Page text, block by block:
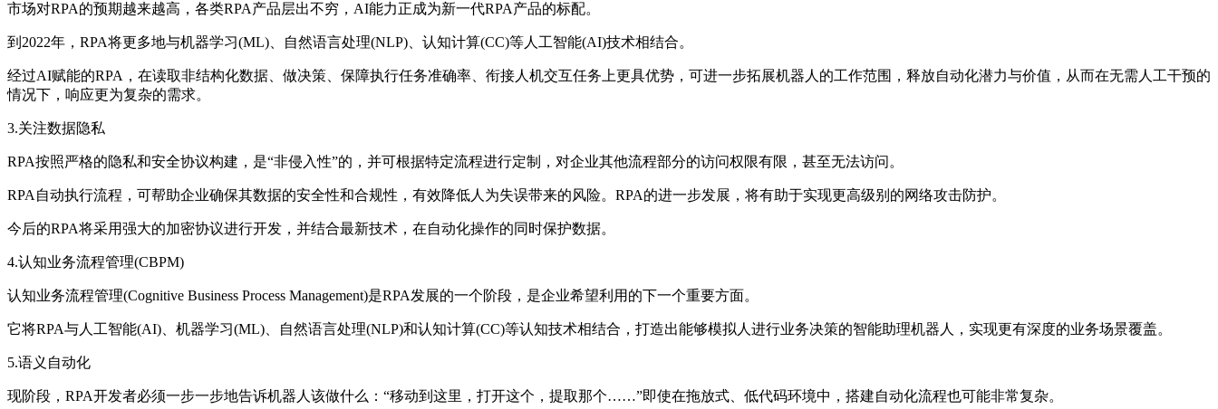
市场对RPA的预期越来越高，各类RPA产品层出不穷，AI能力正成为新一代RPA产品的标配。
到2022年，RPA将更多地与机器学习(ML)、自然语言处理(NLP)、认知计算(CC)等人工智能(AI)技术相结合。
经过AI赋能的RPA，在读取非结构化数据、做决策、保障执行任务准确率、衔接人机交互任务上更具优势，可进一步拓展机器人的工作范围，释放自动化潜力与价值，从而在无需人工干预的
情况下，响应更为复杂的需求。
3.关注数据隐私
RPA按照严格的隐私和安全协议构建，是“非侵入性”的，并可根据特定流程进行定制，对企业其他流程部分的访问权限有限，甚至无法访问。
RPA自动执行流程，可帮助企业确保其数据的安全性和合规性，有效降低人为失误带来的风险。RPA的进一步发展，将有助于实现更高级别的网络攻击防护。
今后的RPA将采用强大的加密协议进行开发，并结合最新技术，在自动化操作的同时保护数据。
4.认知业务流程管理(CBPM)
认知业务流程管理(Cognitive Business Process Management)是RPA发展的一个阶段，是企业希望利用的下一个重要方面。
它将RPA与人工智能(AI)、机器学习(ML)、自然语言处理(NLP)和认知计算(CC)等认知技术相结合，打造出能够模拟人进行业务决策的智能助理机器人，实现更有深度的业务场景覆盖。
5.语义自动化
现阶段，RPA开发者必须一步一步地告诉机器人该做什么：“移动到这里，打开这个，提取那个……”即使在拖放式、低代码环境中，搭建自动化流程也可能非常复杂。